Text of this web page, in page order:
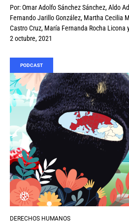
Por:Omar Adolfo Sánchez Sánchez,Aldo
Fernando Jarillo González, Martha Cecilia
Castro Cruz, María Fernanda Rocha Licona
2 octubre, 2021
PODCAST
DERECHOS HUMANOS